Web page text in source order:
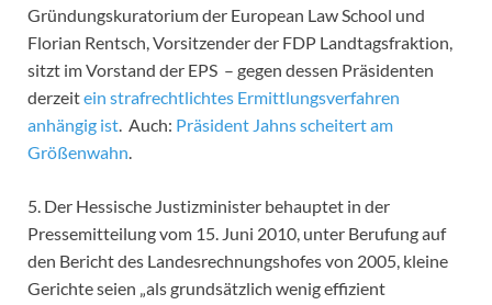
Gründungskuratorium der European Law School und
Florian Rentsch, Vorsitzender der FDP Landtagsfraktion,
sitzt im Vorstand der EPS – gegen dessen Präsidenten
derzeitein strafrechtlichtes Ermittlungsverfahren
anhängig ist. Auch: Präsident Jahns scheitert am
Größenwahn.
5. Der Hessische Justizminister behauptet in der
Pressemitteilung vom 15. Juni 2010, unter Berufung auf
den Bericht des Landesrechnungshofes von 2005, kleine
Gerichte seien „als grundsätzlich wenig effizient